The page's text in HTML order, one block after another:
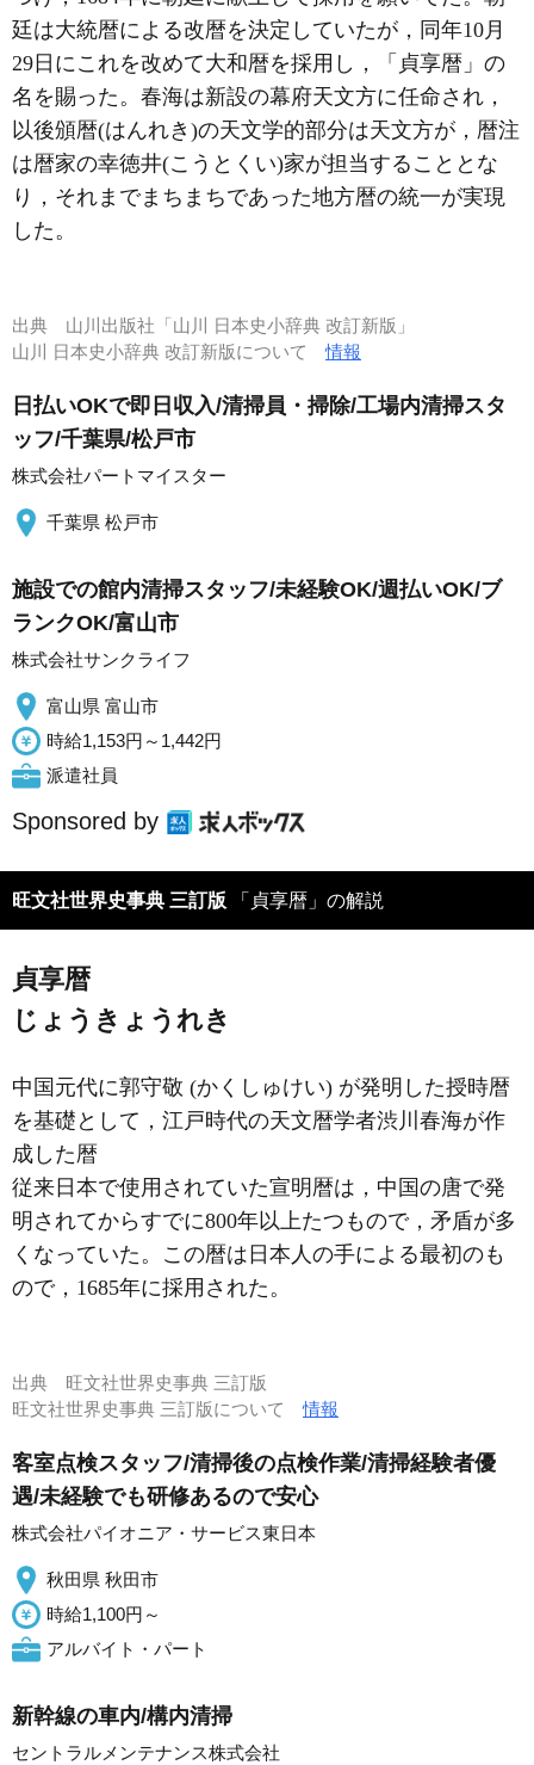
廷は大統暦による改暦を決定していたが，同年10月
29日にこれを改めて大和暦を採用し，「貞享暦」の
名を賜った。春海は新設の幕府天文方に任命され，
以後頒暦(はんれき)の天文学的部分は天文方が，暦注
は暦家の幸徳井(こうとくい)家が担当することとな
り，それまでまちまちであった地方暦の統一が実現
した。
出典 山川出版社「山川 日本史小辞典 改訂新版」
山川 日本史小辞典 改訂新版について情報
日払いOKで即日収入/清掃員・掃除/工場内清掃スタ
ッフ/千葉県/松戸市
株式会社パートマイスター
千葉県 松戸市
施設での館内清掃スタッフ/未経験OK/週払いOK/ブ
ランクOK/富山市
株式会社サンクライフ
富山県 富山市
時給1,153円～1,442円
派遣社員
Sponsored by
旺文社世界史事典 三訂版 「貞享暦」の解説
貞享暦
じょうきょうれき
中国元代に郭守敬 (かくしゅけい) が発明した授時暦
を基礎として，江戸時代の天文暦学者渋川春海が作
成した暦
従来日本で使用されていた宣明暦は，中国の唐で発
明されてからすでに800年以上たつもので，矛盾が多
くなっていた。この暦は日本人の手による最初のも
ので，1685年に採用された。
出典 旺文社世界史事典 三訂版
旺文社世界史事典 三訂版について情報
客室点検スタッフ/清掃後の点検作業/清掃経験者優
遇/未経験でも研修あるので安心
株式会社パイオニア・サービス東日本
秋田県 秋田市
時給1,100円～
アルバイト・パート
新幹線の車内/構内清掃
セントラルメンテナンス株式会社